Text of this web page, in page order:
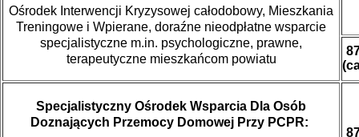
Ośrodek Interwencji Kryzysowej całodobowy, Mieszkania
Treningowe i Wpierane, doraźne nieodpłatne wsparcie
specjalistyczne m.in. psychologiczne, prawne,
terapeutyczne mieszkańcom powiatu
Specjalistyczny Ośrodek Wsparcia Dla Osób
Doznających Przemocy Domowej Przy PCPR: